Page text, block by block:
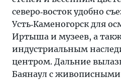
северо‑восток удобно
Усть‑Каменогорск для
Иртыша и музеев, а
индустриальным
центром. Дальние
Баянаул с